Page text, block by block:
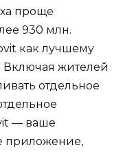
проще
930 млн.
как лучшему
жителей
отдельное
— ваше
приложение,